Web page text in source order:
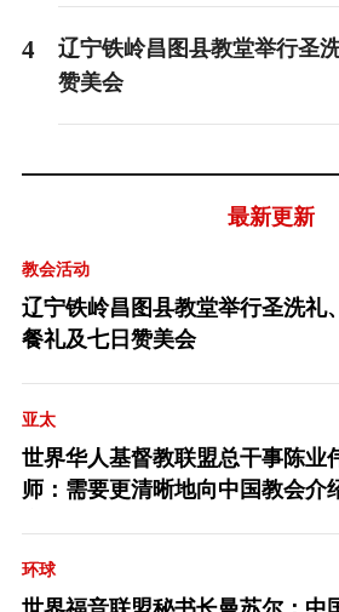
4
辽宁铁岭昌图县教堂举行圣
赞美会
最新更新
教会活动
辽宁铁岭昌图县教堂举行圣洗礼
餐礼及七日赞美会
亚太
世界华人基督教联盟总干事陈业
师：需要更清晰地向中国教会介
环球